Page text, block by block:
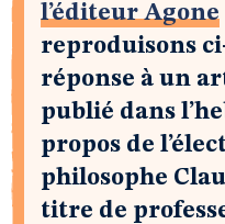
l’éditeur Agone
reproduisons
réponse à un
publié dans
propos de
philosophe
titre de